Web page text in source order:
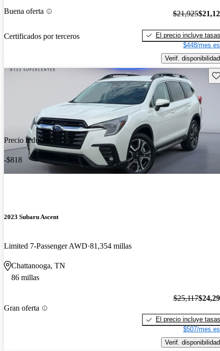
Buena oferta
Certificados por terceros
$21,925
El precio incluye tasas
$448/mes
Verif. disponibilidad
Precio reducido
-$818
2023 Subaru Ascent
Limited 7-Passenger AWD 81,354 millas
Chattanooga, TN
86 millas
Gran oferta
$25,117
El precio incluye tasas
$507/mes
Verif. disponibilidad